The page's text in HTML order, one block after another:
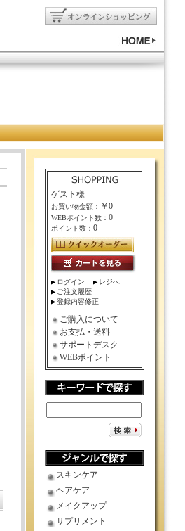
ゲスト様
お買い物金額： ￥0
WEBポイント数： 0
ポイント数： 0
ログイン
レジへ
ご注文履歴
登録内容修正
ご購入について
お支払・送料
サポートデスク
WEBポイント
スキンケア
ヘアケア
メイクアップ
サプリメント